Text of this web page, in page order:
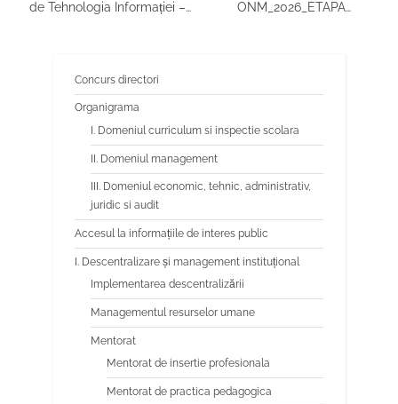
de Tehnologia Informației –
ONM_2026_ETAPA
Concurs directori
Organigrama
I. Domeniul curriculum si inspectie scolara
II. Domeniul management
III. Domeniul economic, tehnic, administrativ,
juridic si audit
Accesul la informațiile de interes public
I. Descentralizare și management instituțional
Implementarea descentralizării
Managementul resurselor umane
Mentorat
Mentorat de insertie profesionala
Mentorat de practica pedagogica